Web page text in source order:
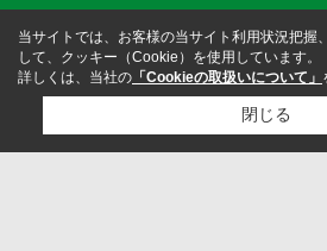
当サイトでは、お客様の当サイト利用状況把握
して、クッキー（Cookie）を使用しています。
詳しくは、当社の 「Cookieの取扱いについて」
閉じる